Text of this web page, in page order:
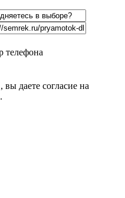
телефона
даете согласие на